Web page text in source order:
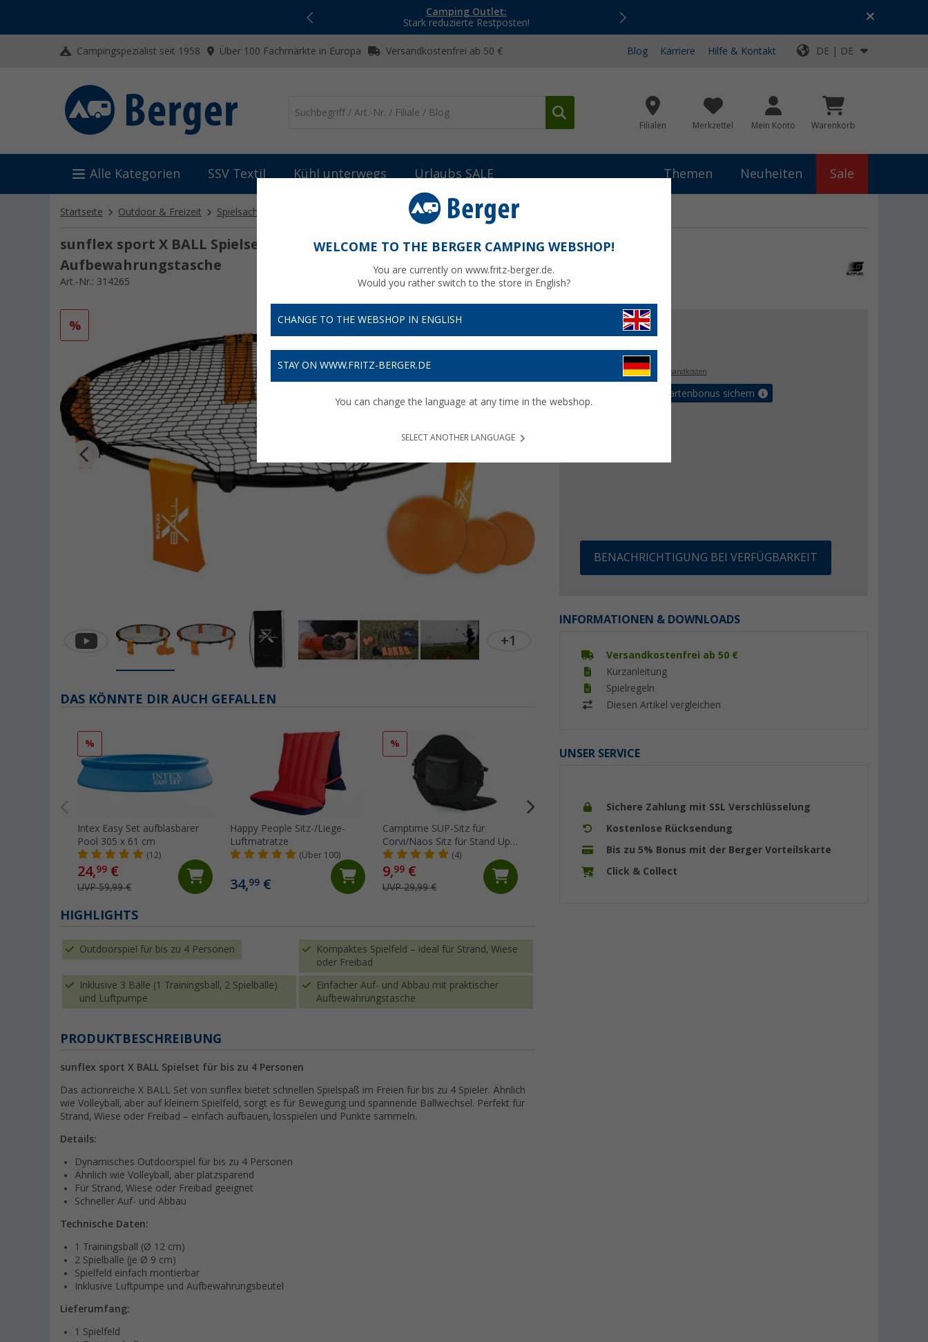
Camping Outlet:
Stark reduzierte Restposten!
Top-Deals für dein Abenteuer!
Campingspezialist seit 1958 Über 100 Fachmärkte in Europa Versandkostenfrei ab 50 € Blog Karriere Hilfe & Kontakt DE | DE
Filialen Merkzettel Mein Konto Warenkorb
Alle Kategorien SSV Textil Kühl unterwegs Urlaubs SALE Themen Neuheiten Sale
Startseite Outdoor & Freizeit Spielsachen sunflex sport X BALL Spielset für bis zu 4 Personen inklusive Aufbewahrungstasche
sunflex sport X BALL Spielset für bis zu 4 Personen inklusive
Aufbewahrungstasche
Art.-Nr.: 314265
+1
% 49,99 €
24, €
Preise inkl. MwSt.,zzgl. Versandkosten
Bis zu 5% Vorteilskartenbonus sichern
BENACHRICHTIGUNG BEI VERFÜGBARKEIT
INFORMATIONEN & DOWNLOADS
Versandkostenfrei ab 50 €
Kurzanleitung
Spielregeln
Diesen Artikel vergleichen
UNSER SERVICE
Sichere Zahlung mit SSL Verschlüsselung
Kostenlose Rücksendung
Bis zu 5% Bonus mit der Berger Vorteilskarte
Click & Collect
DAS KÖNNTE DIR AUCH GEFALLEN
%
Intex Easy Set aufblasbarer
Pool 305 x 61 cm
(12)
24,99 €
UVP 59,99 €
Happy People Sitz-/Liege-
Luftmatratze
(Über 100)
34,99 €
%
Camptime SUP-Sitz für
Corvi/Naos Sitz für Stand Up
Paddling-Boards(4)
9,99 €
UVP 29,99 €
Berger Handtuchclip Coogee
(6)
Happy People Liege-
(16)
HIGHLIGHTS
Outdoorspiel für bis zu 4 Personen
Kompaktes Spielfeld – ideal für Strand, Wiese
oder Freibad
Inklusive 3 Bälle (1 Trainingsball, 2 Spielbälle)
und Luftpumpe
Einfacher Auf- und Abbau mit praktischer
Aufbewahrungstasche
PRODUKTBESCHREIBUNG
sunflex sport X BALL Spielset für bis zu 4 Personen
Das actionreiche X BALL Set von sunflex bietet schnellen Spielspaß im Freien für bis zu 4 Spieler. Ähnlich
wie Volleyball, aber auf kleinem Spielfeld, sorgt es für Bewegung und spannende Ballwechsel. Perfekt für
Strand, Wiese oder Freibad – einfach aufbauen, losspielen und Punkte sammeln.
Details:
Dynamisches Outdoorspiel für bis zu 4 Personen
Ähnlich wie Volleyball, aber platzsparend
Für Strand, Wiese oder Freibad geeignet
Schneller Auf- und Abbau
Technische Daten:
1 Trainingsball (Ø 12 cm)
2 Spielbälle (je Ø 9 cm)
Spielfeld einfach montierbar
Inklusive Luftpumpe und Aufbewahrungsbeutel
Lieferumfang:
1 Spielfeld
WELCOME TO THE BERGER CAMPING WEBSHOP!
You are currently on www.fritz-berger.de.
Would you rather switch to the store in English?
CHANGE TO THE WEBSHOP IN ENGLISH
STAY ON WWW.FRITZ-BERGER.DE
You can change the language at any time in the webshop.
SELECT ANOTHER LANGUAGE